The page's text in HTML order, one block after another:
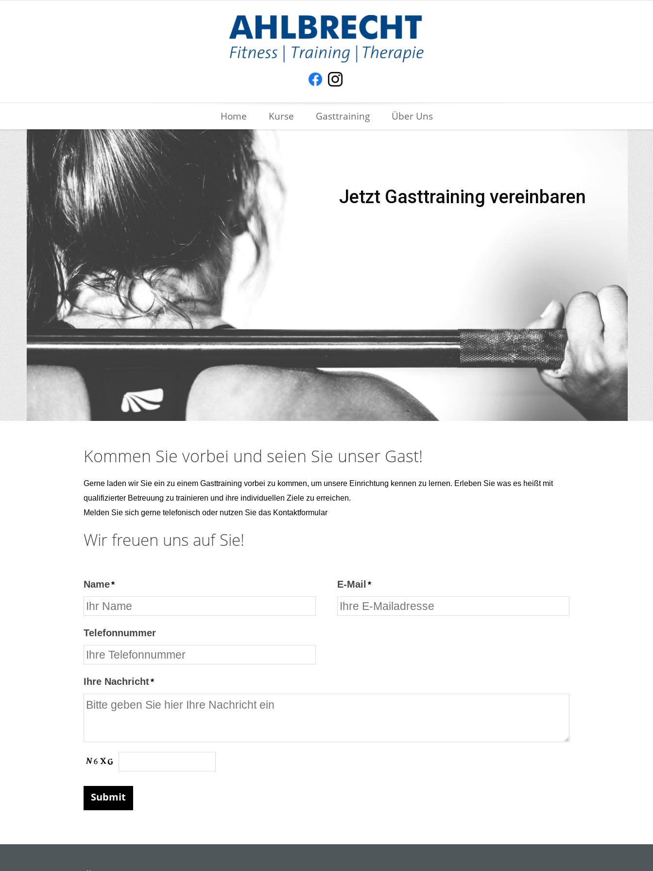
Home Kurse Gasttraining Über Uns
Kommen Sie vorbei und seien Sie unser Gast!
Gerne laden wir Sie ein zu einem Gasttraining vorbei zu kommen, um unsere Einrichtung kennen zu lernen. Erleben Sie was es heißt mit
qualifizierter Betreuung zu trainieren und ihre individuellen Ziele zu erreichen.
Melden Sie sich gerne telefonisch oder nutzen Sie das Kontaktformular
Wir freuen uns auf Sie!
Name E-Mail
Telefonnummer
Ihre Nachricht